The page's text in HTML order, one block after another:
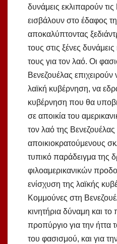
δυνάμεις εκλιπαρούν
εισβάλουν στο έδαφος
αποκαλύπτοντας
τους στις ξένες
τους για τον λαό. Οι
Βενεζουέλας
λαϊκή κυβέρνηση, να
κυβέρνηση που θα
σε αποικία του
τον λαό της Βενεζουέλας
αποικιοκρατούμενους
τυπικό παράδειγμα της
φιλοαμερικανικών
ενίσχυση της λαϊκής
Κομμούνες στη
κινητήρια δύναμη και το
προπύργιο για την ήττα
του φασισμού, και για